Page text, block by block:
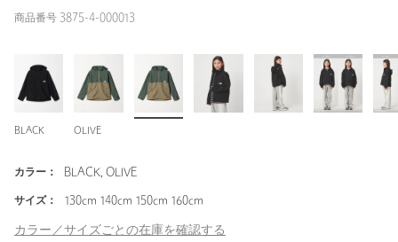
商品番号 3875-4-000013
BLACK OLIVE
カラー： BLACK, OLIVE
サイズ： 130cm 140cm 150cm 160cm
カラー／サイズごとの在庫を確認する